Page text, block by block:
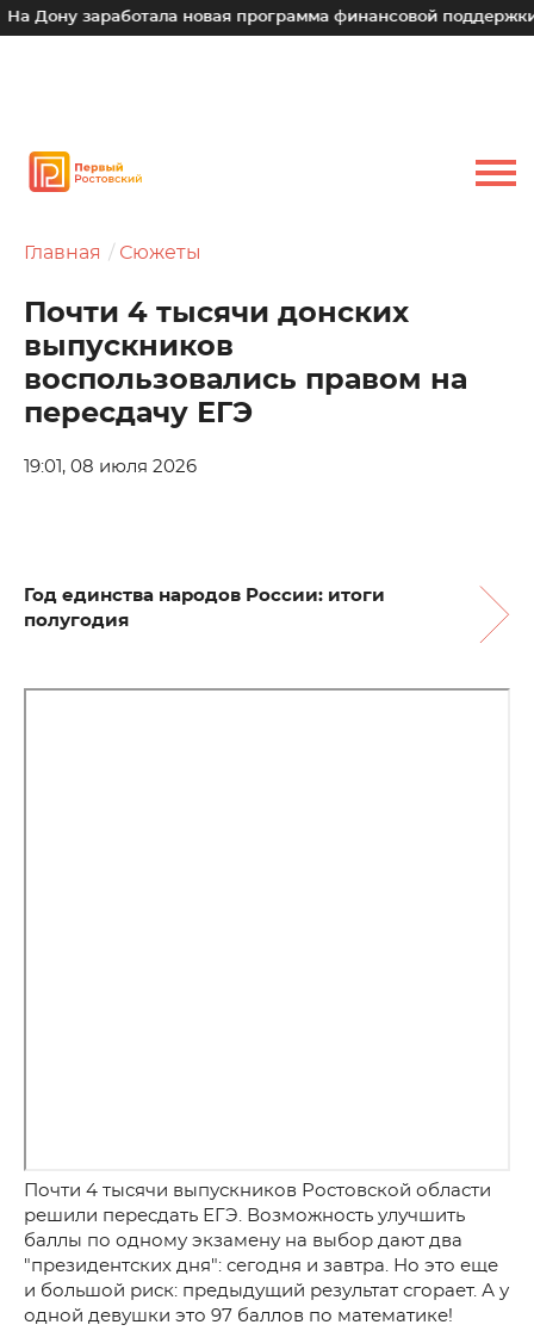
заработала новая программа финансовой поддержки для
Главная Сюжеты
Почти 4 тысячи донских
выпускников
воспользовались правом на
пересдачу ЕГЭ
19:01, 08 июля 2026
Год единства народов России: итоги
полугодия
Почти 4 тысячи выпускников Ростовской области
решили пересдать ЕГЭ. Возможность улучшить
баллы по одному экзамену на выбор дают два
"президентских дня": сегодня и завтра. Но это еще
и большой риск: предыдущий результат сгорает. А у
одной девушки это 97 баллов по математике!